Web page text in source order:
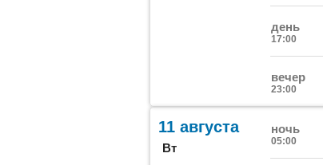
день
17:00
вечер
23:00
11 августа
Вт
ночь
05:00